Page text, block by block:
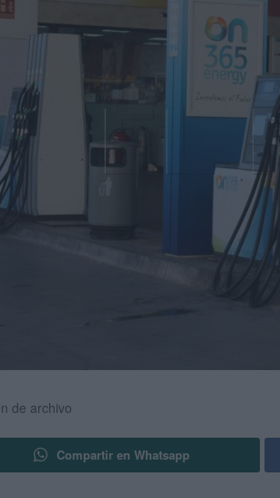
de archivo
Compartir en Whatsapp